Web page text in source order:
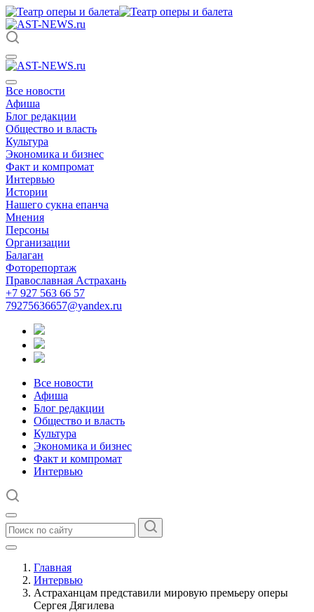
Все новости
Афиша
Блог редакции
Общество и власть
Культура
Экономика и бизнес
Факт и компромат
Интервью
Истории
Нашего сукна епанча
Мнения
Персоны
Организации
Балаган
Фоторепортаж
Православная Астрахань
+7 927 563 66 57
79275636657@yandex.ru
Все новости
Афиша
Блог редакции
Общество и власть
Культура
Экономика и бизнес
Факт и компромат
Интервью
Главная
Интервью
Астраханцам представили мировую премьеру оперы
Сергея Дягилева